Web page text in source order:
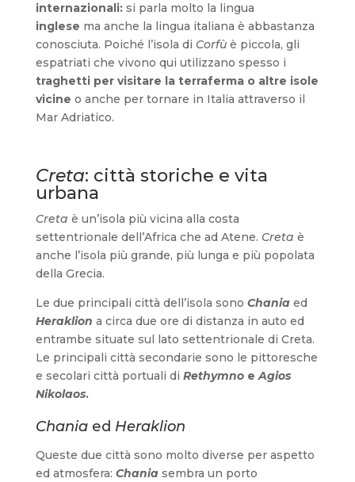
internazionali:si parla molto la lingua
inglese ma anche la lingua italiana è abbastanza
conosciuta. Poiché l’isola di Corfùè piccola, gli
espatriati che vivono qui utilizzano spesso i
traghetti per visitare la terraferma o altre isole
vicine o anche per tornare in Italia attraverso il
Mar Adriatico.
Creta: città storiche e vita
urbana
Creta è un’isola più vicina alla costa
settentrionale dell’Africa che ad Atene. Creta è
anche l’isola più grande, più lunga e più popolata
della Grecia.
Le due principali città dell’isola sono Chania ed
Heraklion a circa due ore di distanza in auto ed
entrambe situate sul lato settentrionale di Creta.
Le principali città secondarie sono le pittoresche
e secolari città portuali di RethymnoeAgios
Nikolaos.
Chaniaed Heraklion
Queste due città sono molto diverse per aspetto
ed atmosfera: Chaniasembra un porto